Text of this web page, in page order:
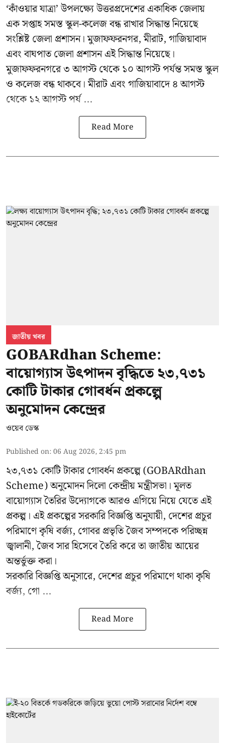
‘কাঁওয়ার যাত্রা’উপলক্ষ্যে উত্তরপ্রদেশের একাধিক জেলায়
এক সপ্তাহ সমস্ত স্কুল-কলেজ বন্ধ রাখার সিদ্ধান্ত নিয়েছে
সংশ্লিষ্ট জেলা প্রশাসন। মুজাফফরনগর, মীরাট, গাজিয়াবাদ
এবং বাঘপাত জেলা প্রশাসন এই সিদ্ধান্ত নিয়েছে।
মুজাফফরনগরে ৩ আগস্ট থেকে ১০ আগস্ট পর্যন্ত সমস্ত স্কুল
ও কলেজ বন্ধ থাকবে। মীরাট এবং গাজিয়াবাদে ৪ আগস্ট
থেকে ১২ আগস্ট পর্য ...
Read More
জাতীয় খবর
GOBARdhan Scheme:
বায়োগ্যাস উৎপাদন বৃদ্ধিতে ২৩,৭৩১
কোটি টাকার গোবর্ধন প্রকল্পে
অনুমোদন কেন্দ্রের
ওয়েব ডেস্ক
Published on:06 Aug 2026, 2:45 pm
২৩,৭৩১ কোটি টাকার গোবর্ধন প্রকল্পে (GOBARdhan
Scheme) অনুমোদন দিলো কেন্দ্রীয় মন্ত্রীসভা। মূলত
বায়োগ্যাস তৈরির উদ্যোগকে আরও এগিয়ে নিয়ে যেতে এই
প্রকল্প। এই প্রকল্পের সরকারি বিজ্ঞপ্তি অনুযায়ী, দেশের প্রচুর
পরিমাণে কৃষি বর্জ্য, গোবর প্রভৃতি জৈব সম্পদকে পরিচ্ছন্ন
জ্বালানী, জৈব সার হিসেবে তৈরি করে তা জাতীয় আয়ের
অন্তর্ভুক্ত করা।
সরকারি বিজ্ঞপ্তি অনুসারে, দেশের প্রচুর পরিমাণে থাকা কৃষি
বর্জ্য, গো ...
Read More